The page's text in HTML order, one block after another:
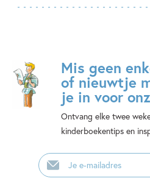
Mis geen
of nieuwtje
je in voor
Ontvang elke twee
kinderboekentips en
E-
mailadres